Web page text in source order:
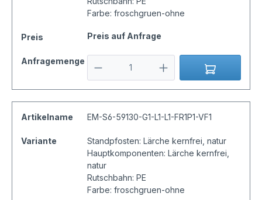
Farbe: froschgruen-ohne
Preis Preis auf Anfrage
Anfragemenge
Artikelname EM-S6-59130-G1-L1-L1-FR1P1-VF1
Variante
Standpfosten: Lärche kernfrei, natur
Hauptkomponenten: Lärche kernfrei,
natur
Rutschbahn: PE
Farbe: froschgruen-ohne